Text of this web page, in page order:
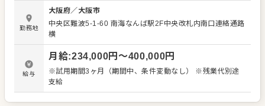
あなたならではのアイデアを積極的に発信してください。
【具体的には…】 ・ホール、キッチンの全体管理 ・予約管
理、電話対応 ・接客、サービス全般 ・売上管理、在庫管理
・スタッフの育成やマネジメント、シフト管理 など 入社
後はスキルに合わせた業務からお任せしますので、徐々に
仕事の幅を広げていきましょう。成長をしっかりサポート
しますので、経験に関わらず安心してスタートできる環境
です。 ゆくゆくはさらにステップアップなどめざせます。
勤務地
大阪府／ 大阪市
中央区難波5-1-60 南海なんば駅2F中央改札内南口連絡通路
横
給与
月給:234,000円〜400,000円
※試用期間3ヶ月（期間中、条件変動なし） ※残業代別途
支給